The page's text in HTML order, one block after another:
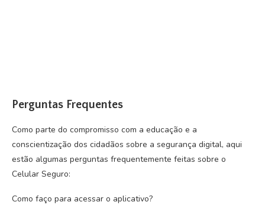
Perguntas Frequentes
Como parte do compromisso com a educação e a
conscientização dos cidadãos sobre a segurança digital, aqui
estão algumas perguntas frequentemente feitas sobre o
Celular Seguro:
Como faço para acessar o aplicativo?